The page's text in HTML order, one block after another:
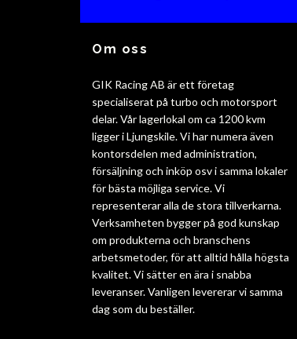
Om oss
GIK Racing AB är ett företag
specialiserat på turbo och motorsport
delar. Vår lagerlokal om ca 1200 kvm
ligger i Ljungskile. Vi har numera även
kontorsdelen med administration,
försäljning och inköp osv i samma lokaler
för bästa möjliga service. Vi
representerar alla de stora tillverkarna.
Verksamheten bygger på god kunskap
om produkterna och branschens
arbetsmetoder, för att alltid hålla högsta
kvalitet. Vi sätter en ära i snabba
leveranser. Vanligen levererar vi samma
dag som du beställer.